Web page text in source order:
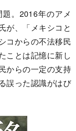
。2016年のアメ
が、「メキシコと
コからの不法移民
ことは記憶に新し
からの一定の支持
誤った認識がはび